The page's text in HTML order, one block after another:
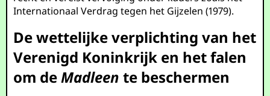
Internationaal Verdrag tegen het Gijzelen (1979).
De wettelijke verplichting van het
Verenigd Koninkrijk en het falen
om deMadleen te beschermen